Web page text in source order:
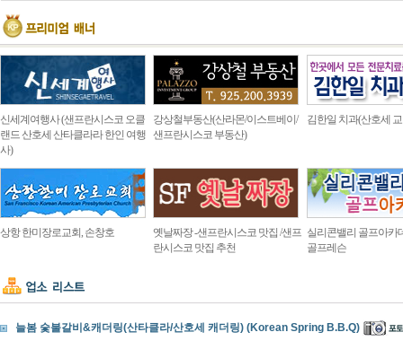
신세계여행사 (샌프란시스코 오클
랜드 산호세 산타클라라 한인 여행
사)
강상철부동산(산라몬/이스트베이/
샌프란시스코 부동산)
김한일 치과(산호세
상항 한미장로교회, 손창호
옛날짜장 -샌프란시스코 맛집 /샌프
란시스코 맛집 추천
실리콘밸리 골프아카
골프레슨
늘봄 숯불갈비&캐더링(산타클라/산호세 캐더링) (Korean Spring B.B.Q)